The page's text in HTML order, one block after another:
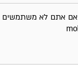
נתקעתם ב – 2005 אם אתם לא משתמשים